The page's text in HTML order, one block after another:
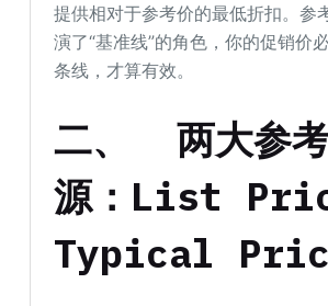
提供相对于参考价的最低折扣。参
演了“基准线”的角色，你的促销价
条线，才算有效。
二、
两大参
源：List
Typical